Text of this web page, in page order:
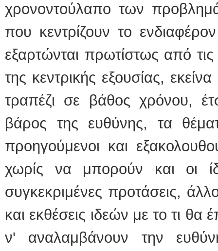
χρονοντούλαπο των
που κεντρίζουν το
εξαρτώνται πρωτίστως από τις
της κεντρικής εξουσίας,
τραπέζι σε βάθος χρόνου,
βάρος της ευθύνης, τα
προηγούμενοι και
χωρίς να μπορούν και οι
συγκεκριμένες προτάσεις,
και εκθέσεις ιδεών με το τι θα
ν' αναλαμβάνουν την